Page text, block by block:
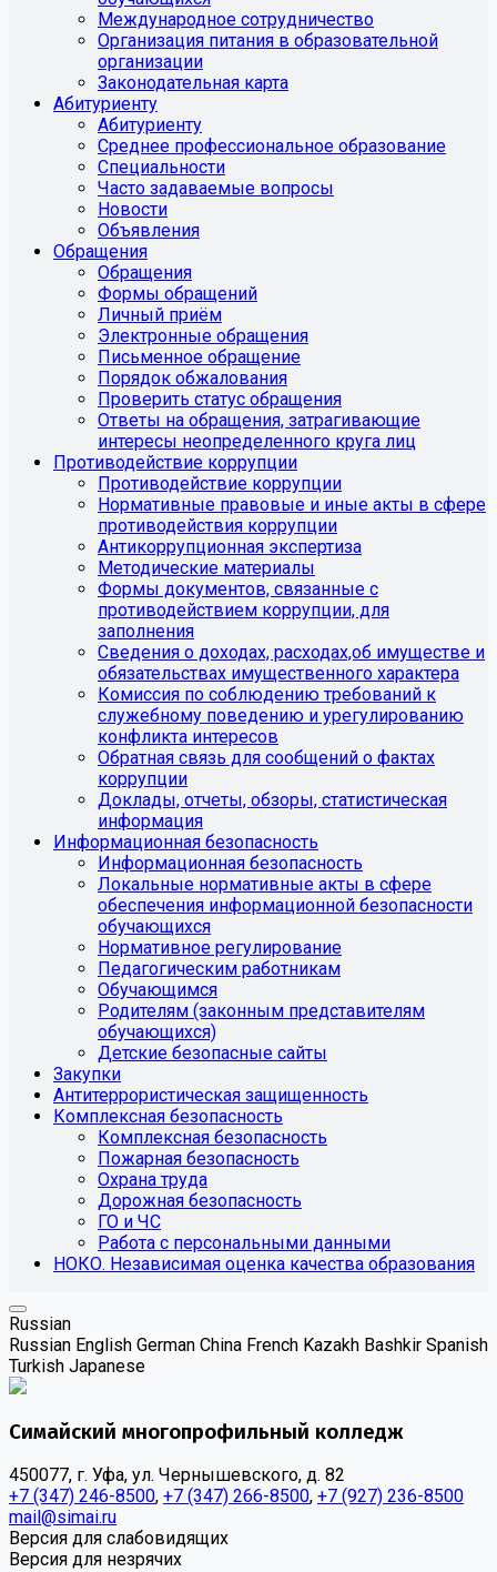
Международное сотрудничество
Организация питания в образовательной
организации
Законодательная карта
Абитуриенту
Абитуриенту
Среднее профессиональное образование
Специальности
Часто задаваемые вопросы
Новости
Объявления
Обращения
Обращения
Формы обращений
Личный приём
Электронные обращения
Письменное обращение
Порядок обжалования
Проверить статус обращения
Ответы на обращения, затрагивающие
интересы неопределенного круга лиц
Противодействие коррупции
Противодействие коррупции
Нормативные правовые и иные акты в сфере
противодействия коррупции
Антикоррупционная экспертиза
Методические материалы
Формы документов, связанные с
противодействием коррупции, для
заполнения
Сведения о доходах, расходах,об имуществе и
обязательствах имущественного характера
Комиссия по соблюдению требований к
служебному поведению и урегулированию
конфликта интересов
Обратная связь для сообщений о фактах
коррупции
Доклады, отчеты, обзоры, статистическая
информация
Информационная безопасность
Информационная безопасность
Локальные нормативные акты в сфере
обеспечения информационной безопасности
обучающихся
Нормативное регулирование
Педагогическим работникам
Обучающимся
Родителям (законным представителям
обучающихся)
Детские безопасные сайты
Закупки
Антитеррористическая защищенность
Комплексная безопасность
Комплексная безопасность
Пожарная безопасность
Охрана труда
Дорожная безопасность
ГО и ЧС
Работа с персональными данными
НОКО. Независимая оценка качества образования
Russian
Russian English German China French Kazakh Bashkir Spanish
Turkish Japanese
Симайский многопрофильный колледж
450077, г. Уфа, ул. Чернышевского, д. 82
+7 (347) 246-8500, +7 (347) 266-8500, +7 (927) 236-8500
mail@simai.ru
Версия для слабовидящих
Версия для незрячих